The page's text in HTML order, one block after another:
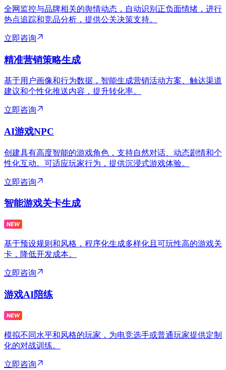
全网监控与品牌相关的舆情动态，自动识别正负面情绪，进行
热点追踪和竞品分析，提供公关决策支持。
立即咨询
精准营销策略生成
基于用户画像和行为数据，智能生成营销活动方案、触达渠道
建议和个性化推送内容，提升转化率。
立即咨询
AI游戏NPC
创建具有高度智能的游戏角色，支持自然对话、动态剧情和个
性化互动。可适应玩家行为，提供沉浸式游戏体验。
立即咨询
智能游戏关卡生成
基于预设规则和风格，程序化生成多样化且可玩性高的游戏关
卡，降低开发成本。
立即咨询
游戏AI陪练
模拟不同水平和风格的玩家，为电竞选手或普通玩家提供定制
化的对战训练。
立即咨询